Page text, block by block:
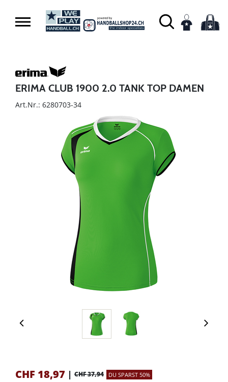
ERIMA CLUB 1900 2.0 TANK TOP DAMEN
Art.Nr.: 6280703-34
CHF 18,97 | CHF 37,94 DU SPARST 50%